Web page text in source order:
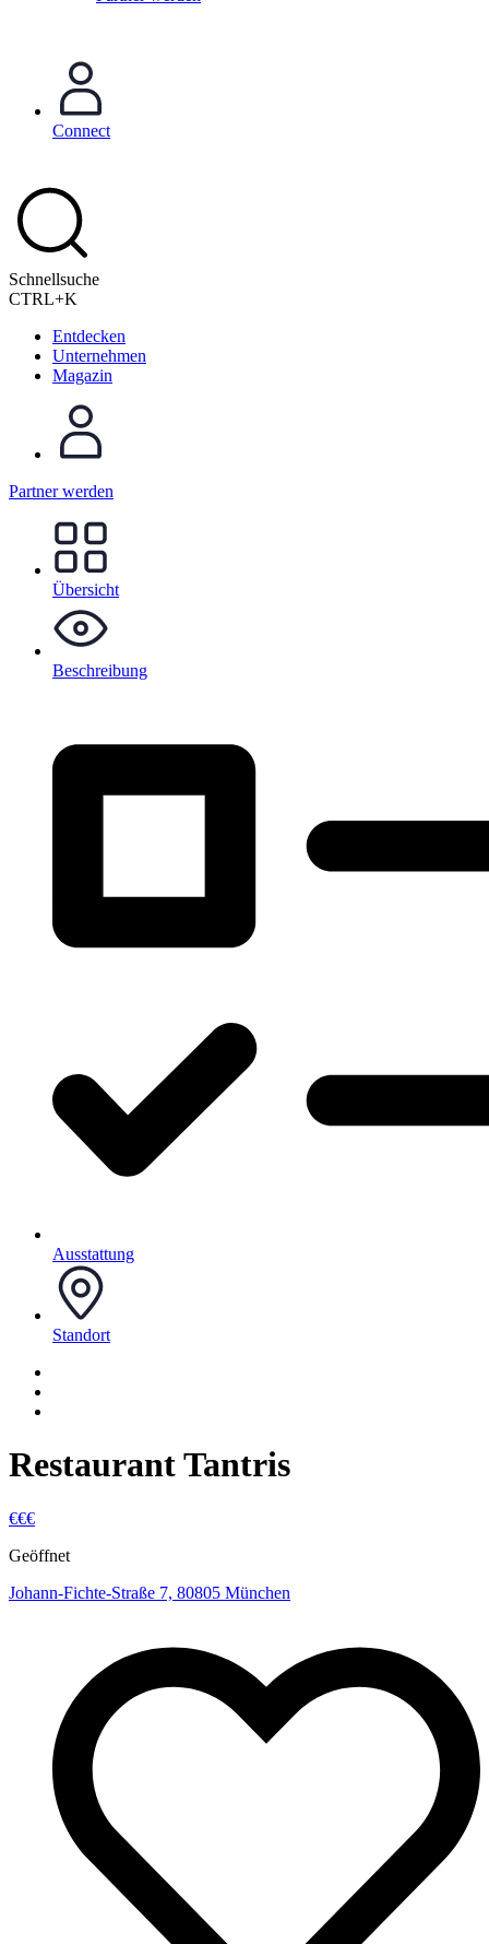
Connect
Schnellsuche
CTRL+K
Entdecken
Unternehmen
Magazin
Partner werden
Übersicht
Beschreibung
Ausstattung
Standort
Restaurant Tantris
€€€
Geöffnet
Johann-Fichte-Straße 7, 80805 München